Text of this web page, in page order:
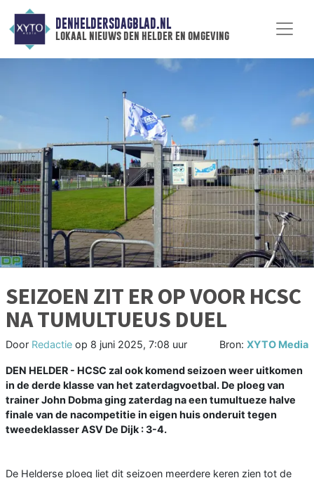
DENHELDERSDAGBLAD.NL
lokaal nieuws den helder en omgeving
SEIZOEN ZIT ER OP VOOR HCSC
NA TUMULTUEUS DUEL
Door Redactie op 8 juni 2025, 7:08 uur Bron: XYTO Media
DEN HELDER - HCSC zal ook komend seizoen weer uitkomen
in de derde klasse van het zaterdagvoetbal. De ploeg van
trainer John Dobma ging zaterdag na een tumultueze halve
finale van de nacompetitie in eigen huis onderuit tegen
tweedeklasser ASV De Dijk : 3-4.
De Helderse ploeg liet dit seizoen meerdere keren zien tot de